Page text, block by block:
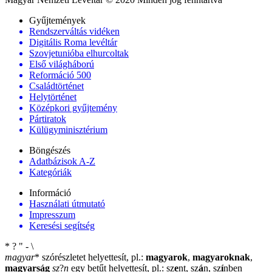
Gyűjtemények
Rendszerváltás vidéken
Digitális Roma levéltár
Szovjetunióba elhurcoltak
Első világháború
Reformáció 500
Családtörténet
Helytörténet
Középkori gyűjtemény
Pártiratok
Külügyminisztérium
Böngészés
Adatbázisok A-Z
Kategóriák
Információ
Használati útmutató
Impresszum
Keresési segítség
* ? " - \
magyar* szórészletet helyettesít, pl.: magyarok, magyaroknak,
magyarság sz?n egy betűt helyettesít, pl.: szent, szán, színben